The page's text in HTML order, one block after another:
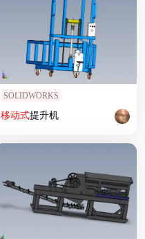
SOLIDWORKS
移动式提升机